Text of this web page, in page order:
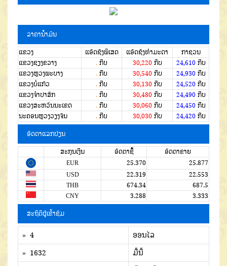
ລາຄານໍ້າມັນ
ແຂວງ ແອັດຊັງພິເສດ ແອັດຊັງທຳມະດາ
ກາຊວນ
ແຂວງຊຽງຂວາງ
. ກີບ 30,220ກີບ 24,610ກີບ
ແຂວງຫຼວງພະບາງ
. ກີບ 30,540ກີບ 24,930ກີບ
ແຂວງບໍ່ແກ້ວ
. ກີບ 30,130ກີບ 24,520ກີບ
ແຂວງຈໍາປາສັກ
. ກີບ 30,480ກີບ 24,490ກີບ
ແຂວງສະຫວັນນະເຂດ
. ກີບ 30,060ກີບ 24,450ກີບ
ນະຄອນຫຼວງວຽງຈັນ
. ກີບ 30,030ກີບ 24,420ກີບ
ອັດຕາແລກປ່ຽນ
ສະກຸນເງີນ ອັດຕາຊື້
ອັດຕາຂາຍ
EUR
25.370
25.877
USD
22.319
22.553
THB
674.34
687.5
CNY
3.288 3.333
ສະຖິຕິຜູ້ເຂົ້າຊົມ
» 4
ອອນໄລ
» 1632
ມື້ນີ້